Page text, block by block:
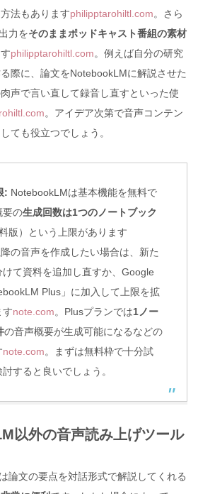
法もありますphilipptarohiltl.com。さら
力をそのままポッドキャスト番組の素材
philipptarohiltl.com。例えば自分の研究
際に、論文をNotebookLMに解説させた
声で言い直して録音し直すといった使
。アイデア次第で音声コンテン
ても役立つでしょう。
: NotebookLMは基本機能を無料で
要の生成回数は1つのノートブック
版）という上限があります
の音声を作成したい場合は、新た
て資料を追加し直すか、Google
Plus」に加入して上限を拡
すnote.com。Plusプランでは1ノー
の音声概要が生成可能になるなどの
note.com。まずは無料枠で十分試
すると良いでしょう。
以外の音声読み上げツール
論文の要点を対話形式で解説してくれる